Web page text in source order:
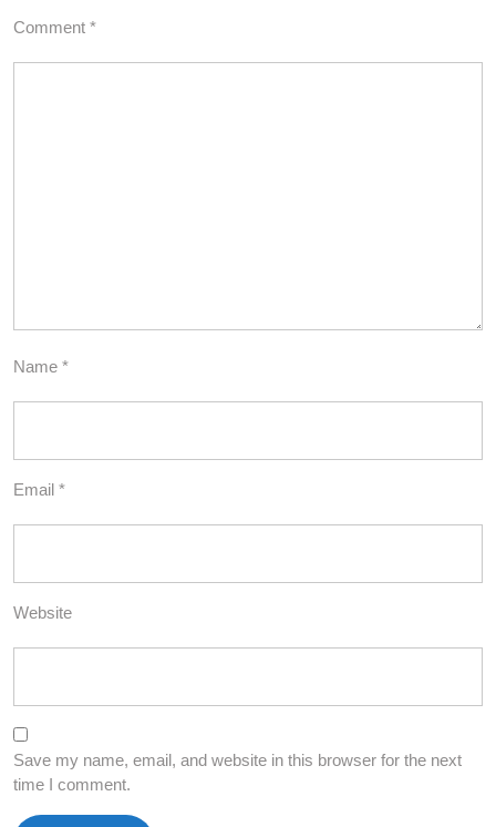
Comment *
Name *
Email *
Website
Save my name, email, and website in this browser for the next
time I comment.